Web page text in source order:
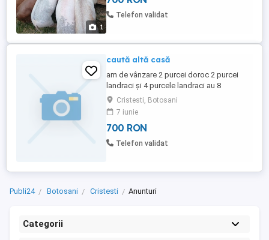
1
Telefon validat
caută altă casă
am de vânzare 2 purcei doroc 2 purcei
landraci și 4 purcele landraci au 8
săptămni sunt castrați sunt vaccinați făcut
fer înțarcați mâncăcioși
Cristesti, Botosani
7 iunie
700 RON
Telefon validat
Publi24 Botosani Cristesti Anunturi
Categorii